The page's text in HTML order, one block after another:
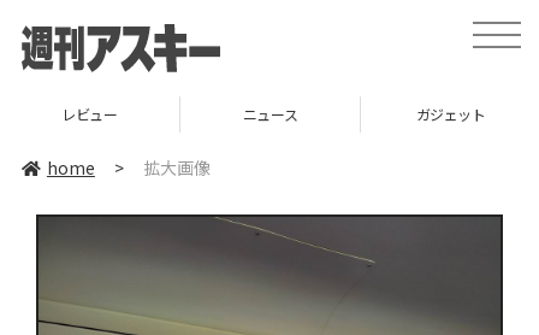
toggle
レビュー ニュース ガジェット
home > 拡大画像